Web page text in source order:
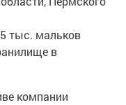
тыс. мальков
в